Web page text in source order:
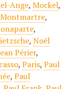
Ange, Mockel,
Montmartre,
,
, Noël
Périer,
, Paris, Paul
, Paul